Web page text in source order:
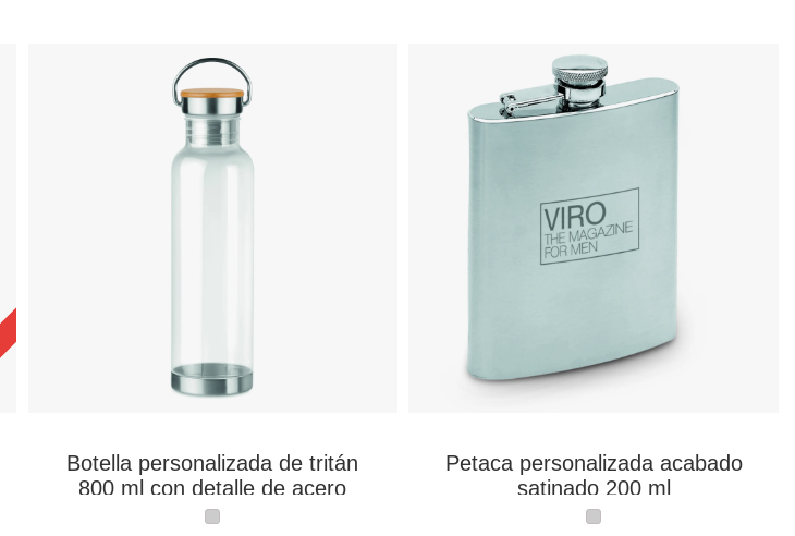
Botella personalizada de tritán
800 ml con detalle de acero
Petaca personalizada acabado
satinado 200 ml